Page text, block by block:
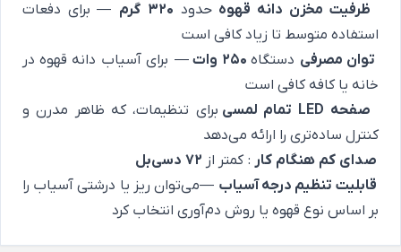
ظرفیت مخزن دانه قهوه حدود ۳۲۰ گرم — برای دفعات
استفاده متوسط تا زیاد کافی است
توان مصرفی دستگاه۲۵۰ وات — برای آسیاب دانه قهوه در
خانه یا کافه کافی است
صفحه LED تمام لمسی برای تنظیمات، که ظاهر مدرن و
کنترل ساده‌تری را ارائه می‌دهد
صدای کم هنگام کار : کمتر از ۷۲ دسی‌بل
قابلیت تنظیم درجه آسیاب —می‌توان ریز یا درشتی آسیاب را
بر اساس نوع قهوه یا روش دم‌آوری انتخاب کرد